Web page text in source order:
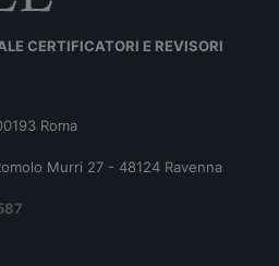
CERTIFICATORI E REVISORI
Roma
Murri 27 - 48124 Ravenna